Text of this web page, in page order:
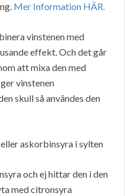
Mer Information HÄR.
vinstenen med
effekt. Och det går
att mixa den med
vinstenen
skull så användes den
askorbinsyra i sylten
och ej hittar den i den
med citronsyra